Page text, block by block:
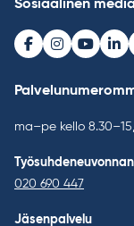
Sosiaalinen media
Facebook
Instagram
ma–pe kello
020 690 447
Jäsenpalvelu